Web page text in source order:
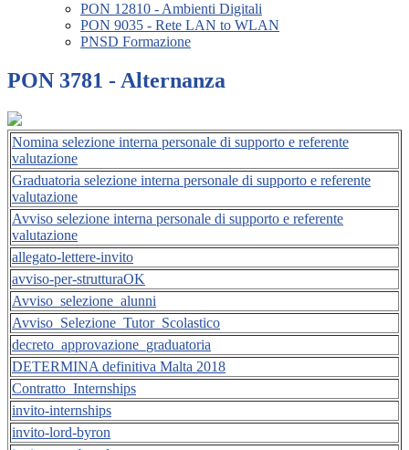
PON 12810 - Ambienti Digitali
PON 9035 - Rete LAN to WLAN
PNSD Formazione
PON 3781 - Alternanza
Nomina selezione interna personale di supporto e referente
valutazione
Graduatoria selezione interna personale di supporto e referente
valutazione
Avviso selezione interna personale di supporto e referente
valutazione
allegato-lettere-invito
avviso-per-strutturaOK
Avviso_selezione_alunni
Avviso_Selezione_Tutor_Scolastico
decreto_approvazione_graduatoria
DETERMINA definitiva Malta 2018
Contratto_Internships
invito-internships
invito-lord-byron